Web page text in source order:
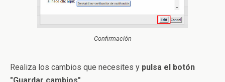
Confirmación
Realiza los cambios que necesites y pulsa el botón
"Guardar cambios".